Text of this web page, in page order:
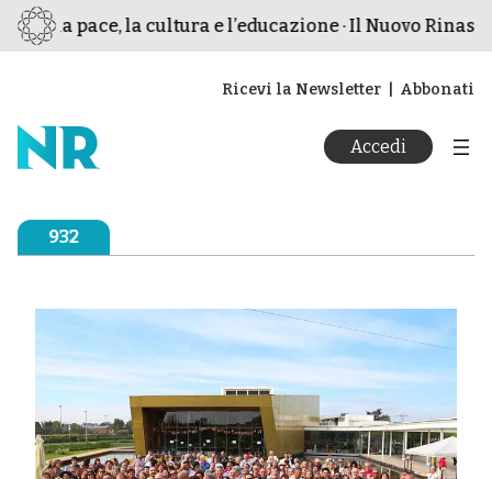
la pace, la cultura e l’educazione · Il Nuovo
Ricevi la Newsletter Abbonati
Accedi
932